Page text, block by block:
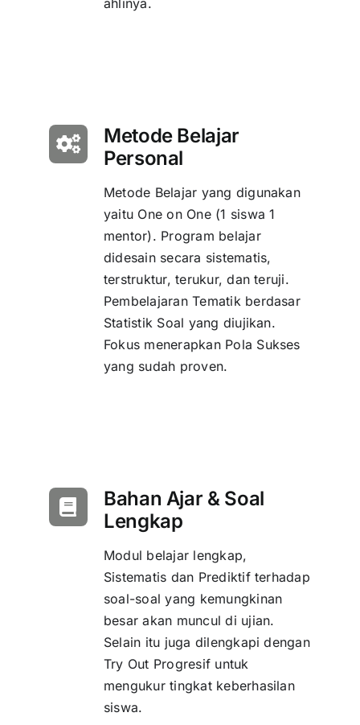
Metode Belajar
Personal
Metode Belajar yang digunakan
yaitu One on One (1 siswa 1
mentor). Program belajar
didesain secara sistematis,
terstruktur, terukur, dan teruji.
Pembelajaran Tematik berdasar
Statistik Soal yang diujikan.
Fokus menerapkan Pola Sukses
yang sudah proven.
Bahan Ajar & Soal
Lengkap
Modul belajar lengkap,
Sistematis dan Prediktif terhadap
soal-soal yang kemungkinan
besar akan muncul di ujian.
Selain itu juga dilengkapi dengan
Try Out Progresif untuk
mengukur tingkat keberhasilan
siswa.